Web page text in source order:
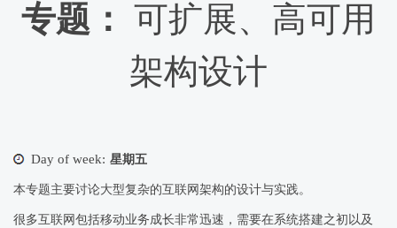
专题： 可扩展、高可用
架构设计
Day of week: 星期五
本专题主要讨论大型复杂的互联网架构的设计与实践。
很多互联网包括移动业务成长非常迅速，需要在系统搭建之初以及